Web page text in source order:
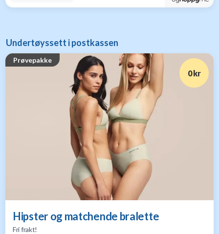
Undertøyssett i postkassen
Prøvepakke
Hipster og matchende bralette
Fri frakt!
0 kr